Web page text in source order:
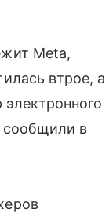
Meta,
втрое, а
сообщили в